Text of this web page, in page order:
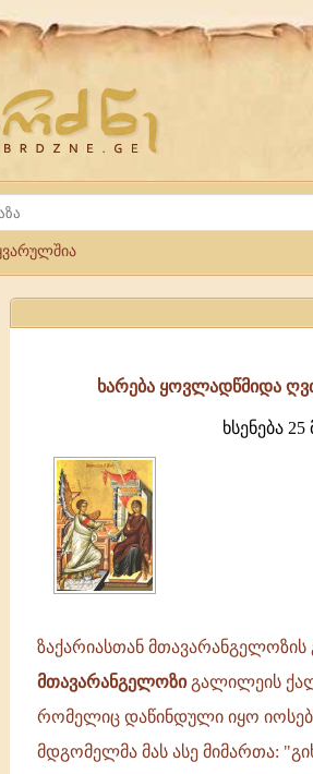
ხარება ყოვლადწმიდა
ხსენება
ზაქარიასთან მთავარანგელოზის
მთავარანგელოზიგალილეის
რომელიც დაწინდული იყო
მდგომელმა მას ასე მიმართა: